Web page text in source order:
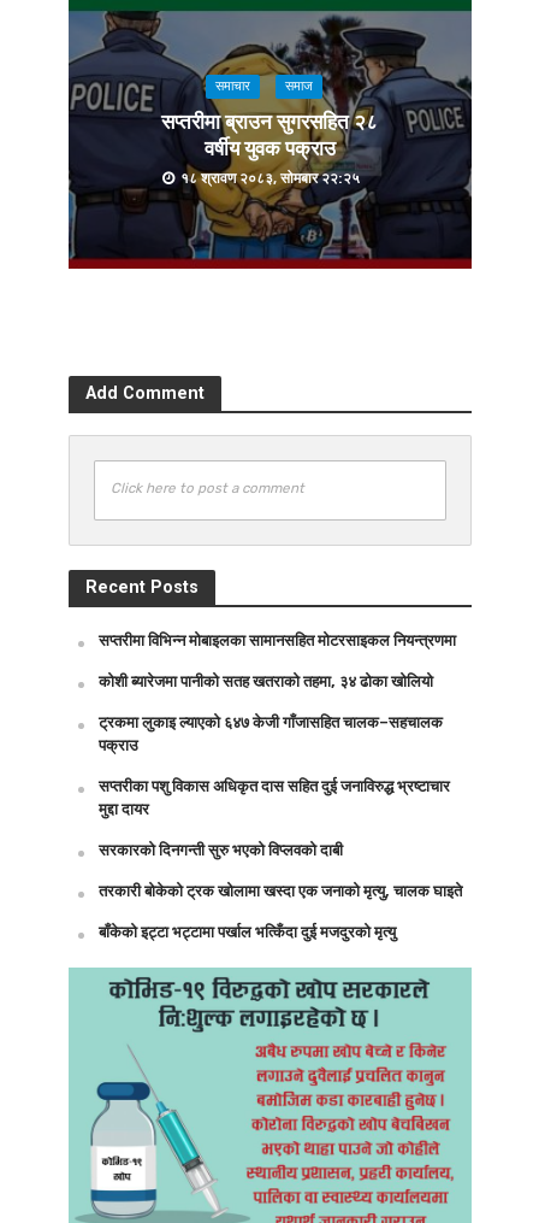
समाचार समाज
सप्तरीमा ब्राउन सुगरसहित २८
वर्षीय युवक पक्राउ
१८ श्रावण २०८३, सोमबार २२:२५
Add Comment
Click here to post a comment
Recent Posts
सप्तरीमा विभिन्न मोबाइलका सामानसहित मोटरसाइकल नियन्त्रणमा
कोशी ब्यारेजमा पानीको सतह खतराको तहमा, ३४ ढोका खोलियो
ट्रकमा लुकाइ ल्याएको ६४७ केजी गाँजासहित चालक–सहचालक
पक्राउ
सप्तरीका पशु विकास अधिकृत दास सहित दुई जनाविरुद्ध भ्रष्टाचार
मुद्दा दायर
सरकारको दिनगन्ती सुरु भएको विप्लवको दाबी
तरकारी बोकेको ट्रक खोलामा खस्दा एक जनाको मृत्यु, चालक घाइते
बाँकेको इट्टा भट्टामा पर्खाल भत्किँदा दुई मजदुरको मृत्यु